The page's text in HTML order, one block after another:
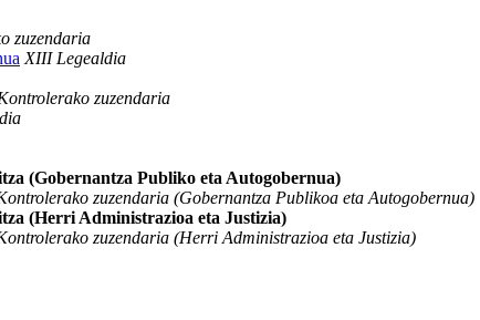
zuzendaria
XIII Legealdia
zuzendaria
(Gobernantza Publiko eta Autogobernua)
zuzendaria (Gobernantza Publikoa eta Autogobernua)
(Herri Administrazioa eta Justizia)
zuzendaria (Herri Administrazioa eta Justizia)